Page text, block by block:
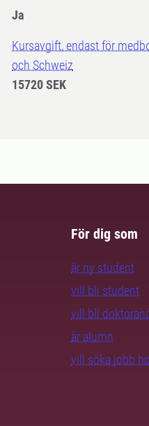
Ja
Kursavgift, endast för
och Schweiz
15720 SEK
För dig som
är ny student
vill bli student
vill bli
är alumn
vill söka jobb